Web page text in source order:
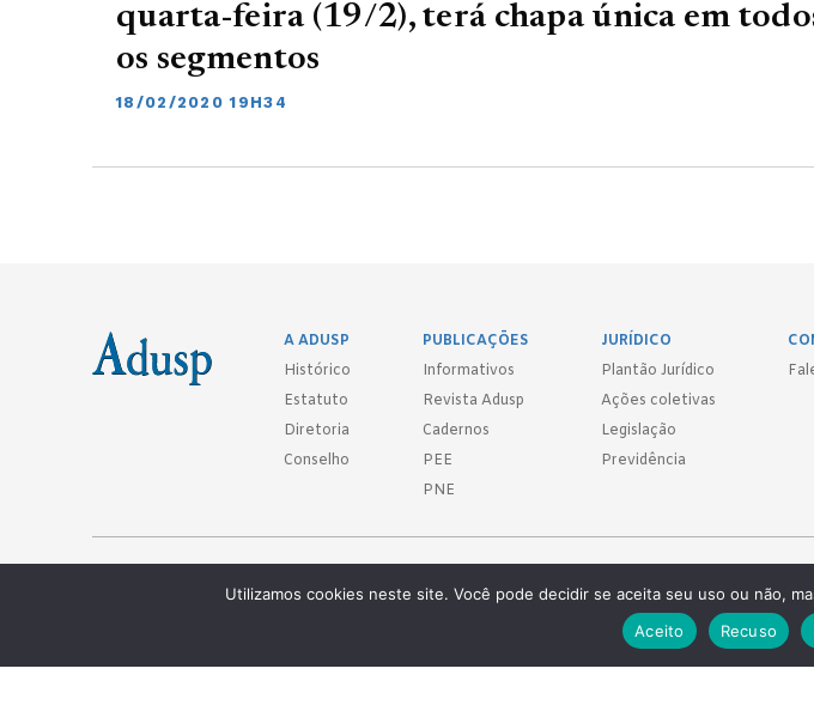
quarta-feira (19/2), terá chapa única em
os segmentos
18/02/2020 19H34
A ADUSP
Histórico
Estatuto
Diretoria
Conselho
PUBLICAÇÕES
Informativos
Revista Adusp
Cadernos
PEE
PNE
JURÍDICO
Plantão Jurídico
Ações coletivas
Legislação
Previdência
Av. Prof. Almeida Prado, 1366 - São Paulo, SP - CEP 05508-070
Telefones: (11) 3091-4465 / 66 ● (11) 3813-5573 ● (11) 3815-9245 ● (11) 3814-1715 ● (11) 3032-5950
Utilizamos cookies neste site. Você pode decidir se aceita seu uso ou não,
Aceito
Recuso